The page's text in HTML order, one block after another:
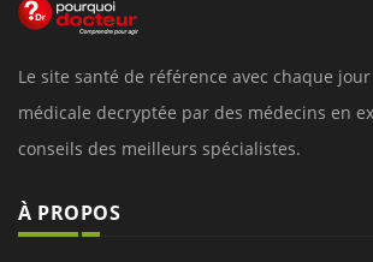
Le site santé de référence avec chaque
médicale decryptée par des médecins en
conseils des meilleurs spécialistes.
À PROPOS